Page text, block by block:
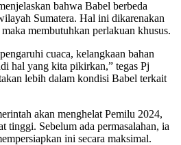
bahwa Babel berbeda
Sumatera. Hal ini dikarenakan
membutuhkan perlakuan khusus.
cuaca, kelangkaan bahan
hal yang kita pikirkan,” tegas Pj
lebih dalam kondisi Babel terkait
akan menghelat Pemilu 2024,
tinggi. Sebelum ada permasalahan, ia
ini secara maksimal.